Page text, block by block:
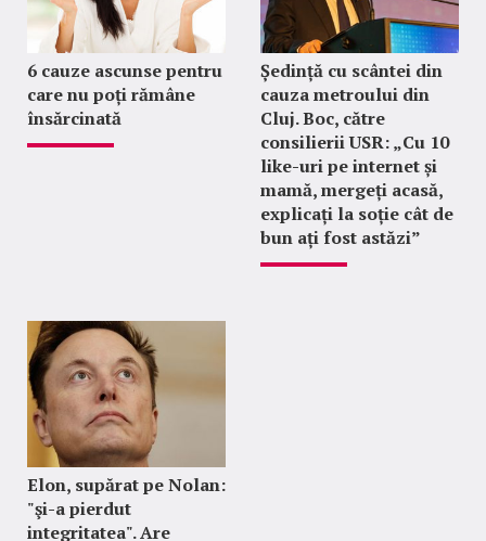
6 cauze ascunse pentru
care nu poți rămâne
însărcinată
Ședință cu scântei din
cauza metroului din
Cluj. Boc, către
consilierii USR: „Cu 10
like-uri pe internet și
mamă, mergeți acasă,
explicați la soție cât de
bun ați fost astăzi”
Elon, supărat pe Nolan:
"şi-a pierdut
integritatea". Are